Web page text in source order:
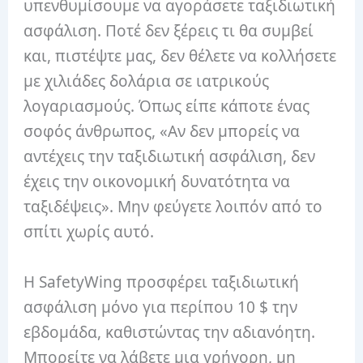
υπενθυμίσουμε να αγοράσετε ταξιδιωτική
ασφάλιση. Ποτέ δεν ξέρεις τι θα συμβεί
και, πιστέψτε μας, δεν θέλετε να κολλήσετε
με χιλιάδες δολάρια σε ιατρικούς
λογαριασμούς. Όπως είπε κάποτε ένας
σοφός άνθρωπος, «Αν δεν μπορείς να
αντέχεις την ταξιδιωτική ασφάλιση, δεν
έχεις την οικονομική δυνατότητα να
ταξιδέψεις». Μην φεύγετε λοιπόν από το
σπίτι χωρίς αυτό.
Η SafetyWing προσφέρει ταξιδιωτική
ασφάλιση μόνο για περίπου 10 $ την
εβδομάδα, καθιστώντας την αδιανόητη.
Μπορείτε να λάβετε μια γρήγορη, μη